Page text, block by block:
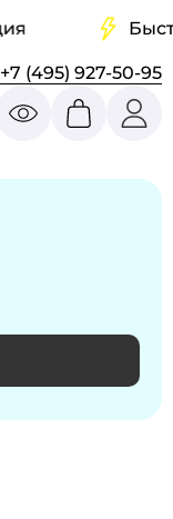
Быстрая
+7 (495) 927-50-95